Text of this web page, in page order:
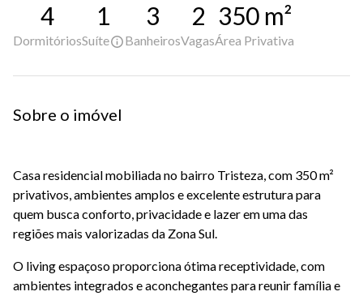
4
Dormitórios
1
Suíte
3
Banheiros
2
Vagas
350 m²
Área Privativa
Sobre o imóvel
Casa residencial mobiliada no bairro Tristeza, com 350 m²
privativos, ambientes amplos e excelente estrutura para
quem busca conforto, privacidade e lazer em uma das
regiões mais valorizadas da Zona Sul.
O living espaçoso proporciona ótima receptividade, com
ambientes integrados e aconchegantes para reunir família e